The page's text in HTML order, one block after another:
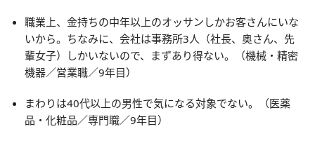
職業上、金持ちの中年以上のオッサンしかお客さんにいな
いから。ちなみに、会社は事務所3人（社長、奥さん、先
輩女子）しかいないので、まずあり得ない。（機械・精密
機器／営業職／9年目）
まわりは40代以上の男性で気になる対象でない。（医薬
品・化粧品／専門職／9年目）